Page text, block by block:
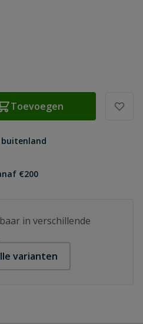
Toevoegen
€200
in verschillende
varianten